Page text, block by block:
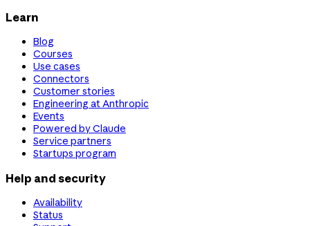
Learn
Blog
Courses
Use cases
Connectors
Customer stories
Engineering at Anthropic
Events
Powered by Claude
Service partners
Startups program
Help and security
Availability
Status